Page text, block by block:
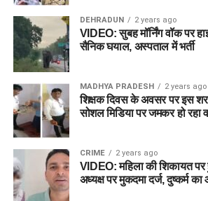
DEHRADUN 2 years ago
VIDEO: सुबह मॉर्निंग वॉक पर
सैनिक घयाल, अस्पताल में भर्ती
MADHYA PRADESH 2 years ago
शिक्षक दिवस के अवसर पर इस
सोशल मिडिया पर जमकर हो रहा
CRIME 2 years ago
VIDEO: महिला की शिकायत
अध्यक्ष पर मुकदमा दर्ज, दुष्कर्म का